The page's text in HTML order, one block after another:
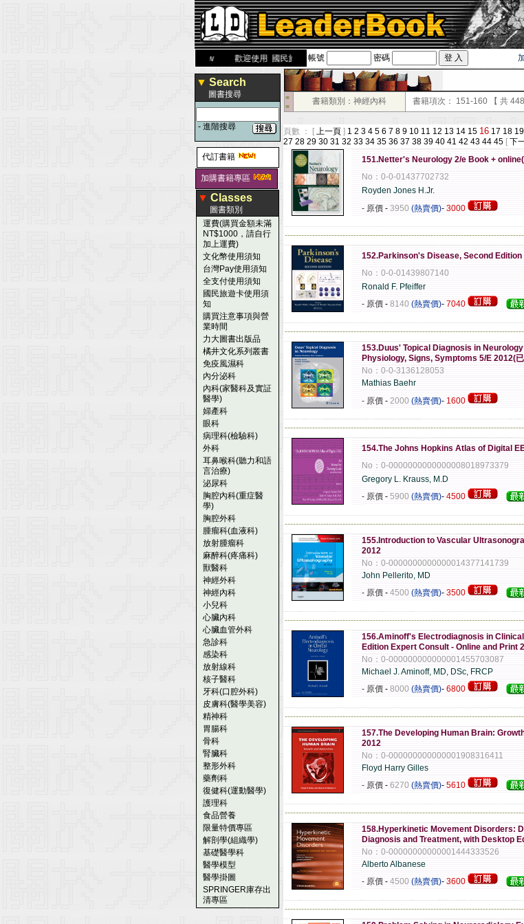
歡迎使用 國民旅遊卡！！帳號 密碼
▼ Search
圖書搜尋
- 進階搜尋
代訂書籍
加購書籍專區
▼ Classes
圖書類別
運費(購買金額未滿
NT$1000，請自行
加上運費)
文化幣使用須知
台灣Pay使用須知
全支付使用須知
國民旅遊卡使用須
知
購買注意事項與營
業時間
力大圖書出版品
橘井文化系列叢書
免疫風濕科
內分泌科
內科(家醫科及實証
醫學)
婦產科
眼科
病理科(檢驗科)
外科
耳鼻喉科(聽力和語
言治療)
泌尿科
胸腔內科(重症醫
學)
胸腔外科
腫瘤科(血液科)
放射腫瘤科
麻醉科(疼痛科)
獸醫科
神經外科
神經內科
小兒科
心臟內科
心臟血管外科
急診科
感染科
放射線科
核子醫科
牙科(口腔外科)
皮膚科(醫學美容)
精神科
胃腸科
骨科
腎臟科
整形外科
藥劑科
復健科(運動醫學)
護理科
食品營養
限量特價專區
解剖學(組織學)
基礎醫學科
醫學模型
醫學掛圖
SPRINGER庫存出
清專區
■
■
書籍類別：神經內科 書籍項次： 151-160 【 共 448
頁數 ： [ 上一頁 ] 1 2 3 4 5 6 7 8 9 10 11 12 13 14 15 16 17 18 19
27 28 29 30 31 32 33 34 35 36 37 38 39 40 41 42 43 44 45 [ 下
151.Netter's Neurology 2/e Book +
No：0-0-01437702732
Royden Jones H.Jr.
- 原價 - 3950 (熱賣價)- 3000
152.Parkinson's Disease, Second Edition
No：0-0-01439807140
Ronald F. Pfeiffer
- 原價 - 8140 (熱賣價)- 7040
153.Duus' Topical Diagnosis in
Physiology, Signs, Symptoms 5/E 2012(
No：0-0-3136128053
Mathias Baehr
- 原價 - 2000 (熱賣價)- 1600
154.The Johns Hopkins Atlas of Digital
No：0-0000000000000008018973379
Gregory L. Krauss, M.D
- 原價 - 5900 (熱賣價)- 4500
155.Introduction to Vascular
2012
No：0-0000000000000014377141739
John Pellerito, MD
- 原價 - 4500 (熱賣價)- 3500
156.Aminoff's Electrodiagnosis in
Edition Expert Consult - Online and Print
No：0-000000000000001455703087
Michael J. Aminoff, MD, DSc, FRCP
- 原價 - 8000 (熱賣價)- 6800
157.The Developing Human Brain:
2012
No：0-000000000000001908316411
Floyd Harry Gilles
- 原價 - 6270 (熱賣價)- 5610
158.Hyperkinetic Movement Disorders:
Diagnosis and Treatment, with Desktop
No：0-00000000000001444333526
Alberto Albanese
- 原價 - 4500 (熱賣價)- 3600